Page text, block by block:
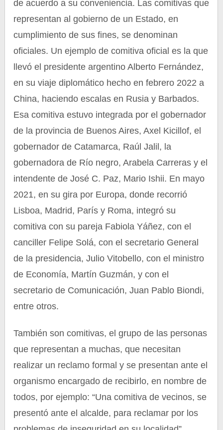
de acuerdo a su conveniencia. Las comitivas que
representan al gobierno de un Estado, en
cumplimiento de sus fines, se denominan
oficiales. Un ejemplo de comitiva oficial es la que
llevó el presidente argentino Alberto Fernández,
en su viaje diplomático hecho en febrero 2022 a
China, haciendo escalas en Rusia y Barbados.
Esa comitiva estuvo integrada por el gobernador
de la provincia de Buenos Aires, Axel Kicillof, el
gobernador de Catamarca, Raúl Jalil, la
gobernadora de Río negro, Arabela Carreras y el
intendente de José C. Paz, Mario Ishii. En mayo
2021, en su gira por Europa, donde recorrió
Lisboa, Madrid, París y Roma, integró su
comitiva con su pareja Fabiola Yáñez, con el
canciller Felipe Solá, con el secretario General
de la presidencia, Julio Vitobello, con el ministro
de Economía, Martín Guzmán, y con el
secretario de Comunicación, Juan Pablo Biondi,
entre otros.
También son comitivas, el grupo de las personas
que representan a muchas, que necesitan
realizar un reclamo formal y se presentan ante el
organismo encargado de recibirlo, en nombre de
todos, por ejemplo: “Una comitiva de vecinos, se
presentó ante el alcalde, para reclamar por los